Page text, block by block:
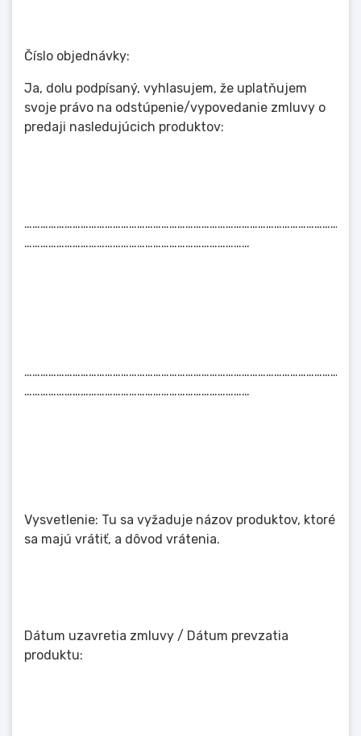
Číslo objednávky:
Ja, dolu podpísaný, vyhlasujem, že uplatňujem
svoje právo na odstúpenie/vypovedanie zmluvy o
predaji nasledujúcich produktov:
…………………………………………………………………………
…………………………………………………………………………
Vysvetlenie: Tu sa vyžaduje názov produktov, ktoré
sa majú vrátiť, a dôvod vrátenia.
Dátum uzavretia zmluvy / Dátum prevzatia
produktu: